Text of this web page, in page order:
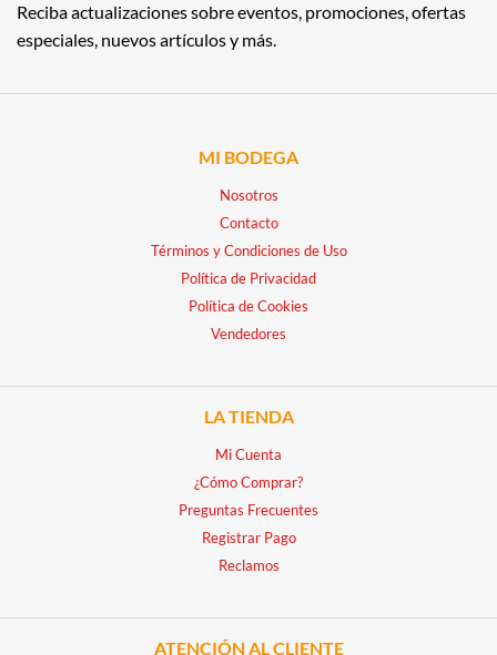
Reciba actualizaciones sobre eventos, promociones, ofertas
especiales, nuevos artículos y más.
MI BODEGA
Nosotros
Contacto
Términos y Condiciones de Uso
Política de Privacidad
Política de Cookies
Vendedores
LA TIENDA
Mi Cuenta
¿Cómo Comprar?
Preguntas Frecuentes
Registrar Pago
Reclamos
ATENCIÓN AL CLIENTE